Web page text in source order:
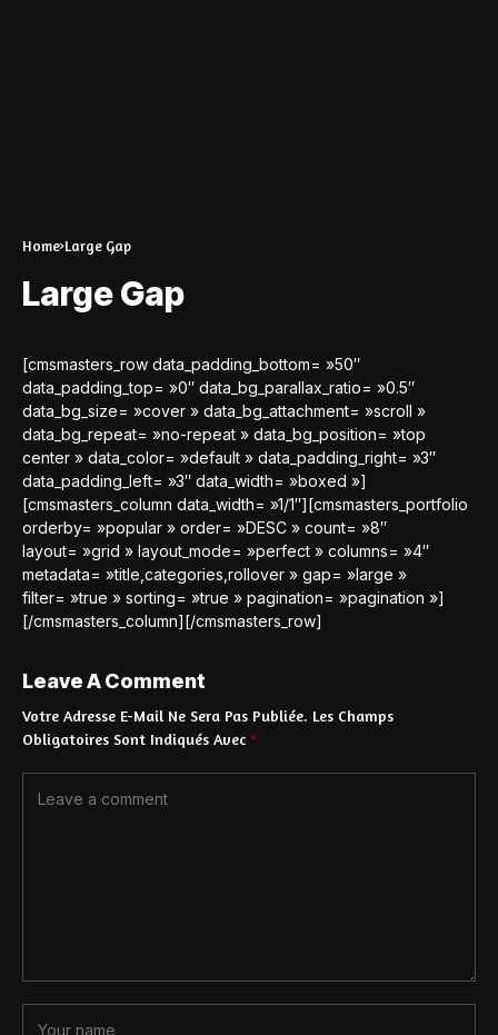
Home Large Gap
Large Gap
[cmsmasters_row data_padding_bottom= »50″
data_padding_top= »0″ data_bg_parallax_ratio= »0.5″
data_bg_size= »cover » data_bg_attachment= »scroll »
data_bg_repeat= »no-repeat » data_bg_position= »top
center » data_color= »default » data_padding_right= »3″
data_padding_left= »3″ data_width= »boxed »]
[cmsmasters_column data_width= »1/1″][cmsmasters_portfolio
orderby= »popular » order= »DESC » count= »8″
layout= »grid » layout_mode= »perfect » columns= »4″
metadata= »title,categories,rollover » gap= »large »
filter= »true » sorting= »true » pagination= »pagination »]
[/cmsmasters_column][/cmsmasters_row]
Leave A Comment
Votre Adresse E-Mail Ne Sera Pas Publiée. Les Champs
Obligatoires Sont Indiqués Avec *